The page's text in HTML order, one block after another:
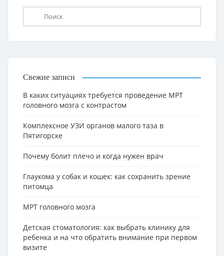
Свежие записи
В каких ситуациях требуется проведение МРТ
головного мозга с контрастом
Комплексное УЗИ органов малого таза в
Пятигорске
Почему болит плечо и когда нужен врач
Глаукома у собак и кошек: как сохранить зрение
питомца
МРТ головного мозга
Детская стоматология: как выбрать клинику для
ребенка и на что обратить внимание при первом
визите